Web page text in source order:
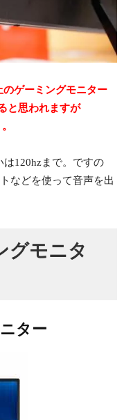
のゲーミングモニター
と思われますが
120hzまで。ですの
などを使って音声を出
グモニタ
ター